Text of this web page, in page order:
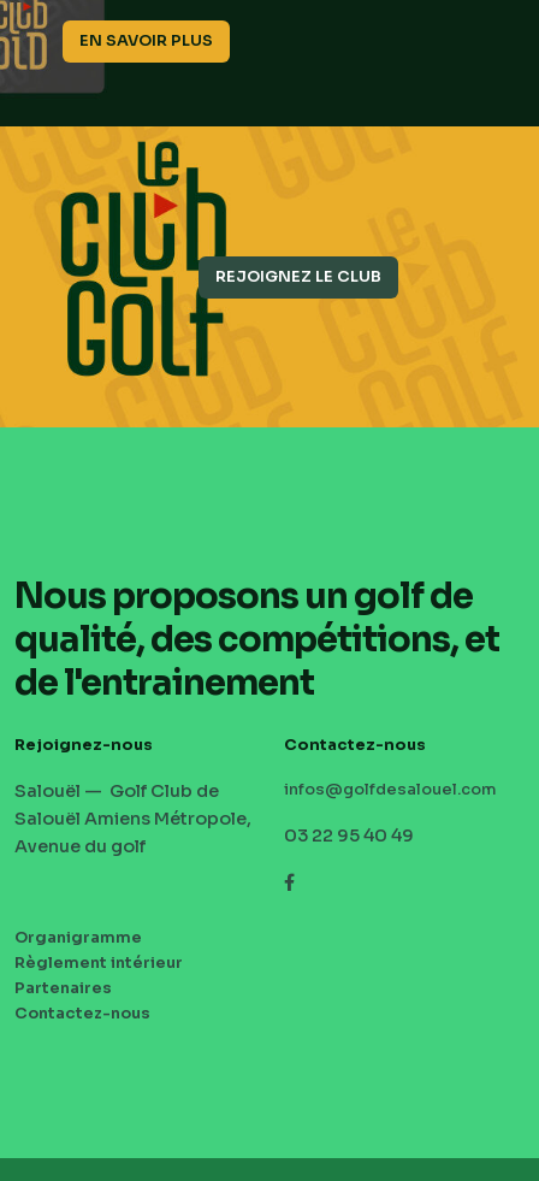
EN SAVOIR PLUS
REJOIGNEZ LE CLUB
Nous proposons un golf de
qualité, des compétitions, et
de l'entrainement
Rejoignez-nous
Salouël — Golf Club de
Salouël Amiens Métropole,
Avenue du golf
Contactez-nous
infos@golfdesalouel.com
03 22 95 40 49
Facebook
MENU
PIED
DE
Organigramme
Règlement intérieur
Partenaires
Contactez-nous